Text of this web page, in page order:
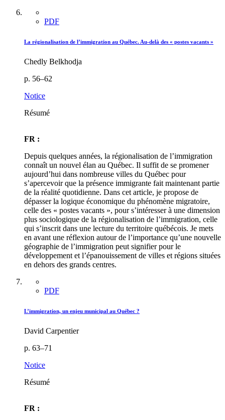
PDF
La régionalisation de l’immigration au Québec. Au-delà des « postes vacants »
Chedly Belkhodja
p. 56–62
Notice
Résumé
FR :
Depuis quelques années, la régionalisation de l’immigration
connaît un nouvel élan au Québec. Il suffit de se promener
aujourd’hui dans nombreuse villes du Québec pour
s’apercevoir que la présence immigrante fait maintenant partie
de la réalité quotidienne. Dans cet article, je propose de
dépasser la logique économique du phénomène migratoire,
celle des « postes vacants », pour s’intéresser à une dimension
plus sociologique de la régionalisation de l’immigration, celle
qui s’inscrit dans une lecture du territoire québécois. Je mets
en avant une réflexion autour de l’importance qu’une nouvelle
géographie de l’immigration peut signifier pour le
développement et l’épanouissement de villes et régions situées
en dehors des grands centres.
PDF
L’immigration, un enjeu municipal au Québec ?
David Carpentier
p. 63–71
Notice
Résumé
FR :